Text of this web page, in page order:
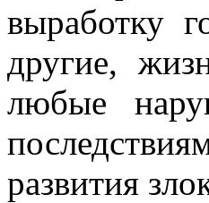
выработку
другие,
любые
развития